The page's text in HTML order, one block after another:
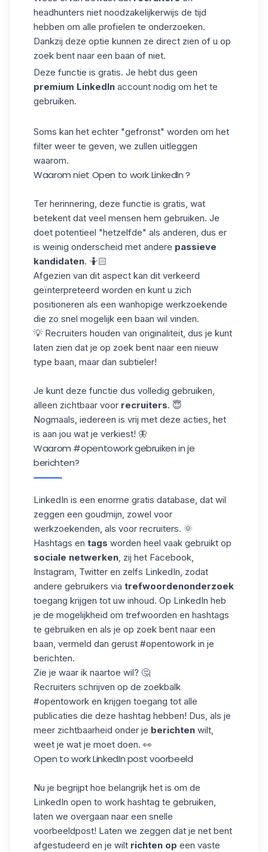
headhunters niet noodzakelijkerwijs de tijd
hebben om alle profielen te onderzoeken.
Dankzij deze optie kunnen ze direct zien of u op
zoek bent naar een baan of niet.
Deze functie is gratis. Je hebt dus geen
premium LinkedIn account nodig om het te
gebruiken.
Soms kan het echter "gefronst" worden om het
filter weer te geven, we zullen uitleggen
waarom.
Waarom niet Open to work LinkedIn ?
Ter herinnering, deze functie is gratis, wat
betekent dat veel mensen hem gebruiken. Je
doet potentieel "hetzelfde" als anderen, dus er
is weinig onderscheid met andere passieve
kandidaten. 🤷🏻
Afgezien van dit aspect kan dit verkeerd
geïnterpreteerd worden en kunt u zich
positioneren als een wanhopige werkzoekende
die zo snel mogelijk een baan wil vinden.
💡 Recruiters houden van originaliteit, dus je kunt
laten zien dat je op zoek bent naar een nieuw
type baan, maar dan subtieler!
Je kunt deze functie dus volledig gebruiken,
alleen zichtbaar voor recruiters. 😇
Nogmaals, iedereen is vrij met deze acties, het
is aan jou wat je verkiest! 🦋
Waarom #opentowork gebruiken in je
berichten?
LinkedIn is een enorme gratis database, dat wil
zeggen een goudmijn, zowel voor
werkzoekenden, als voor recruiters. 🌞
Hashtags en tags worden heel vaak gebruikt op
sociale netwerken, zij het Facebook,
Instagram, Twitter en zelfs LinkedIn, zodat
andere gebruikers via trefwoordenonderzoek
toegang krijgen tot uw inhoud. Op LinkedIn heb
je de mogelijkheid om trefwoorden en hashtags
te gebruiken en als je op zoek bent naar een
baan, vermeld dan gerust #opentowork in je
berichten.
Zie je waar ik naartoe wil? 🤔
Recruiters schrijven op de zoekbalk
#opentowork en krijgen toegang tot alle
publicaties die deze hashtag hebben! Dus, als je
meer zichtbaarheid onder je berichten wilt,
weet je wat je moet doen. 👀
Open to work LinkedIn post voorbeeld
Nu je begrijpt hoe belangrijk het is om de
LinkedIn open to work hashtag te gebruiken,
laten we overgaan naar een snelle
voorbeeldpost! Laten we zeggen dat je net bent
afgestudeerd en je wilt richten op een vaste